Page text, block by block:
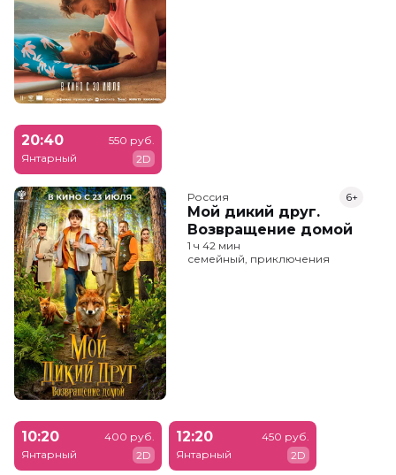
20:40
Янтарный
550 руб.
2D
Россия
Мой дикий друг.
Возвращение домой
6+
1 ч 42 мин
семейный, приключения
10:20
Янтарный
400 руб.
2D
12:20
Янтарный
450 руб.
2D